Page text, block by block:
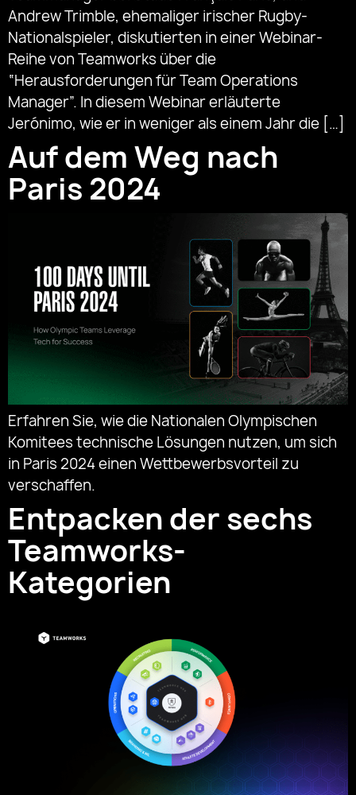
Andrew Trimble, ehemaliger irischer Rugby-
Nationalspieler, diskutierten in einer Webinar-
Reihe von Teamworks über die
“Herausforderungen für Team Operations
Manager”. In diesem Webinar erläuterte
Jerónimo, wie er in weniger als einem Jahr die […]
Auf dem Weg nach
Paris 2024
Erfahren Sie, wie die Nationalen Olympischen
Komitees technische Lösungen nutzen, um sich
in Paris 2024 einen Wettbewerbsvorteil zu
verschaffen.
Entpacken der sechs
Teamworks-
Kategorien